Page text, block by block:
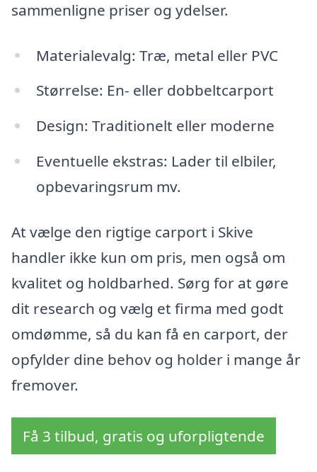
sammenligne priser og ydelser.
Materialevalg: Træ, metal eller PVC
Størrelse: En- eller dobbeltcarport
Design: Traditionelt eller moderne
Eventuelle ekstras: Lader til elbiler,
opbevaringsrum mv.
At vælge den rigtige carport i Skive
handler ikke kun om pris, men også om
kvalitet og holdbarhed. Sørg for at gøre
dit research og vælg et firma med godt
omdømme, så du kan få en carport, der
opfylder dine behov og holder i mange år
fremover.
Få 3 tilbud, gratis og uforpligtende